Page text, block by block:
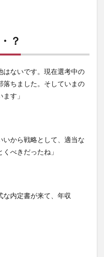
？
はないです。現在選考中の
落ちました。そしていまの
す」
いから戦略として、適当な
べきだったね」
な内定書が来て、年収